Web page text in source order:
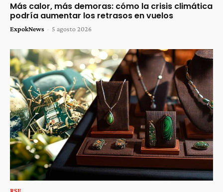
Más calor, más demoras: cómo la crisis climática
podría aumentar los retrasos en vuelos
ExpokNews - 5 agosto 2026